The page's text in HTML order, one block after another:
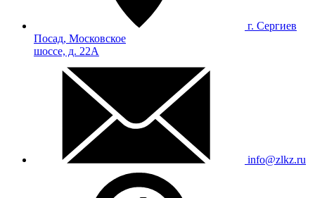
г. Сергиев
Посад, Московское
шоссе, д. 22А
info@zlkz.ru